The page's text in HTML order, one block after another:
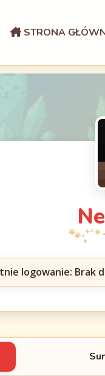
STRONA
logowanie: Brak